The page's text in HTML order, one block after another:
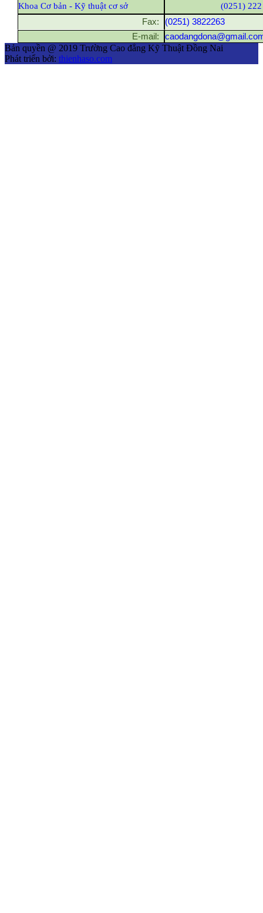
Khoa Cơ bản - Kỹ thuật cơ sở
(0251)
Fax:
(0251) 3822263
E-mail:
Bản quyền @ 2019 Trường Cao đẳng Kỹ Thuật Đồng Nai
Phát triển bởi: thienhaso.com